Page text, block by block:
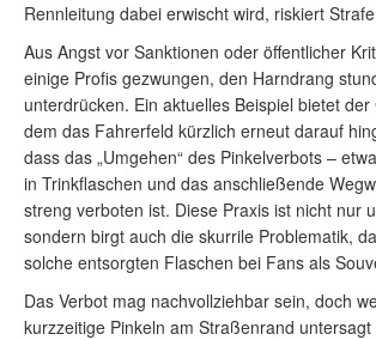
Rennleitung dabei erwischt wird, riskiert
Aus Angst vor Sanktionen oder öffentlicher
einige Profis gezwungen, den Harndrang
unterdrücken. Ein aktuelles Beispiel bietet der
dem das Fahrerfeld kürzlich erneut darauf
dass das „Umgehen“ des Pinkelverbots –
in Trinkflaschen und das anschließende
streng verboten ist. Diese Praxis ist nicht nur
sondern birgt auch die skurrile Problematik,
solche entsorgten Flaschen bei Fans als
Das Verbot mag nachvollziehbar sein, doch
kurzzeitige Pinkeln am Straßenrand untersagt